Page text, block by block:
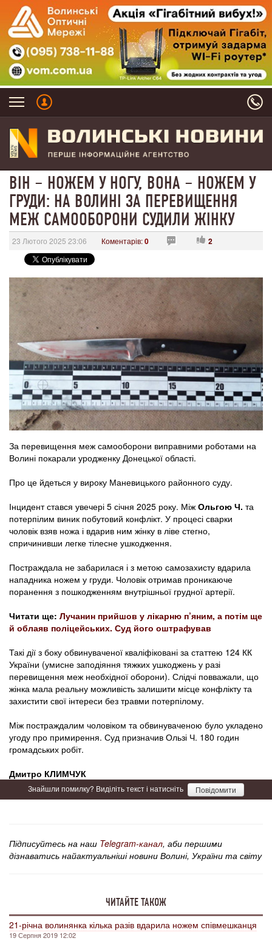
ВІН – НОЖЕМ У НОГУ, ВОНА – НОЖЕМ У
ГРУДИ: НА ВОЛИНІ ЗА ПЕРЕВИЩЕННЯ
МЕЖ САМООБОРОНИ СУДИЛИ ЖІНКУ
23 Лютого 2025 23:06 Коментарів:0 2
За перевищення меж самооборони виправними роботами на
Волині покарали уродженку Донецької області.
Про це йдеться у вироку Маневицького районного суду.
Інцидент стався увечері 5 січня 2025 року. Між Ольгою Ч. та
потерпілим виник побутовий конфлікт. У процесі сварки
чоловік взяв ножа і вдарив ним жінку в ліве стегно,
спричинивши легке тілесне ушкодження.
Постраждала не забарилася і з метою самозахисту вдарила
нападника ножем у груди. Чоловік отримав проникаюче
поранення з пошкодженням внутрішньої грудної артерії.
Читати ще: Лучанин прийшов у лікарню п’яним, а потім ще
й облаяв поліцейських. Суд його оштрафував
Такі дії з боку обвинуваченої кваліфіковані за статтею 124 КК
України (умисне заподіяння тяжких ушкоджень у разі
перевищення меж необхідної оборони). Слідчі повважали, що
жінка мала реальну можливість залишити місце конфлікту та
захистити свої інтереси без травми потерпілому.
Між постраждалим чоловіком та обвинуваченою було укладено
угоду про примирення. Суд призначив Ользі Ч. 180 годин
громадських робіт.
Дмитро КЛИМЧУК
Знайшли помилку? Виділіть текст і натисніть Повідомити
Підписуйтесь на наш Telegram-канал, аби першими
дізнаватись найактуальніші новини Волині, України та світу
ЧИТАЙТЕ ТАКОЖ
21-річна волинянка кілька разів вдарила ножем співмешканця
19 Серпня 2019 12:02